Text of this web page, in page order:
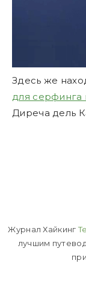
Здесь же
для серфинга
Диреча дель
Журнал Хайкинг
лучшим